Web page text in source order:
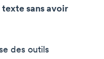
texte sans avoir
des outils